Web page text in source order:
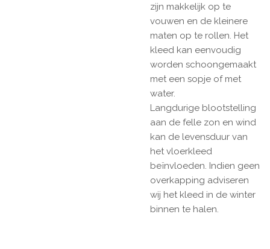
zijn makkelijk op te
vouwen en de kleinere
maten op te rollen. Het
kleed kan eenvoudig
worden schoongemaakt
met een sopje of met
water.
Langdurige blootstelling
aan de felle zon en wind
kan de levensduur van
het vloerkleed
beïnvloeden. Indien geen
overkapping adviseren
wij het kleed in de winter
binnen te halen.